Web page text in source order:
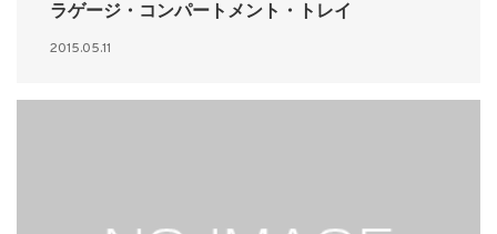
ラゲージ・コンパートメント・トレイ
2015.05.11